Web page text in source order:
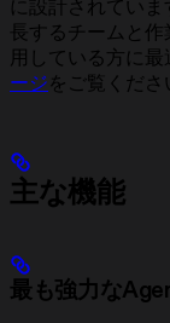
に設計されてい
長するチームと
用している方に
ージをご覧くださ
主な機能
最も強力な